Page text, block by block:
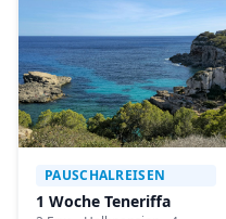
PAUSCHALREISEN
1 Woche Teneriffa